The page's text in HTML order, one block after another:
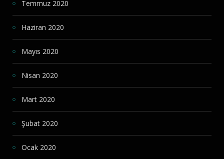
Temmuz 2020
Haziran 2020
Mayıs 2020
Nisan 2020
Mart 2020
Şubat 2020
Ocak 2020